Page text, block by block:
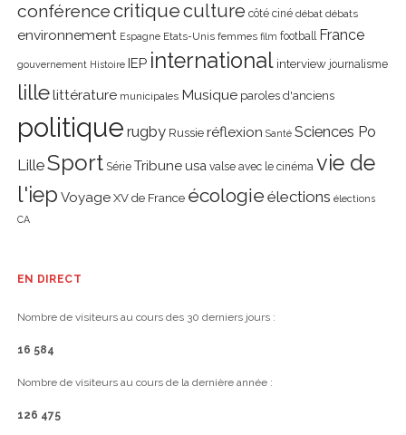
conférencecritiqueculture côté ciné débat débats
environnement Espagne Etats-Unis femmes film football France
gouvernement Histoire IEP international interview journalisme
lillelittérature municipales Musique paroles d'anciens
politique rugby Russie réflexion Santé Sciences Po
LilleSport Série Tribune usa valse avec le cinéma vie de
l'iep Voyage XV de France écologie élections élections
CA
EN DIRECT
Nombre de visiteurs au cours des 30 derniers jours :
16 584
Nombre de visiteurs au cours de la dernière année :
126 475